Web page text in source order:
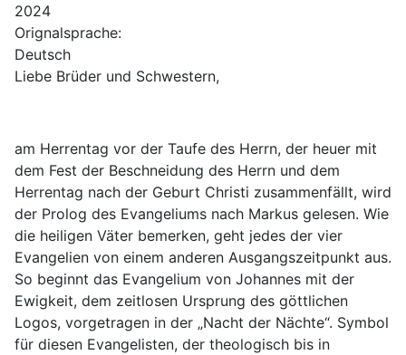
2024
Orignalsprache:
Deutsch
Liebe Brüder und Schwestern,
am Herrentag vor der Taufe des Herrn, der heuer mit
dem Fest der Beschneidung des Herrn und dem
Herrentag nach der Geburt Christi zusammenfällt, wird
der Prolog des Evangeliums nach Markus gelesen. Wie
die heiligen Väter bemerken, geht jedes der vier
Evangelien von einem anderen Ausgangszeitpunkt aus.
So beginnt das Evangelium von Johannes mit der
Ewigkeit, dem zeitlosen Ursprung des göttlichen
Logos, vorgetragen in der „Nacht der Nächte“. Symbol
für diesen Evangelisten, der theologisch bis in